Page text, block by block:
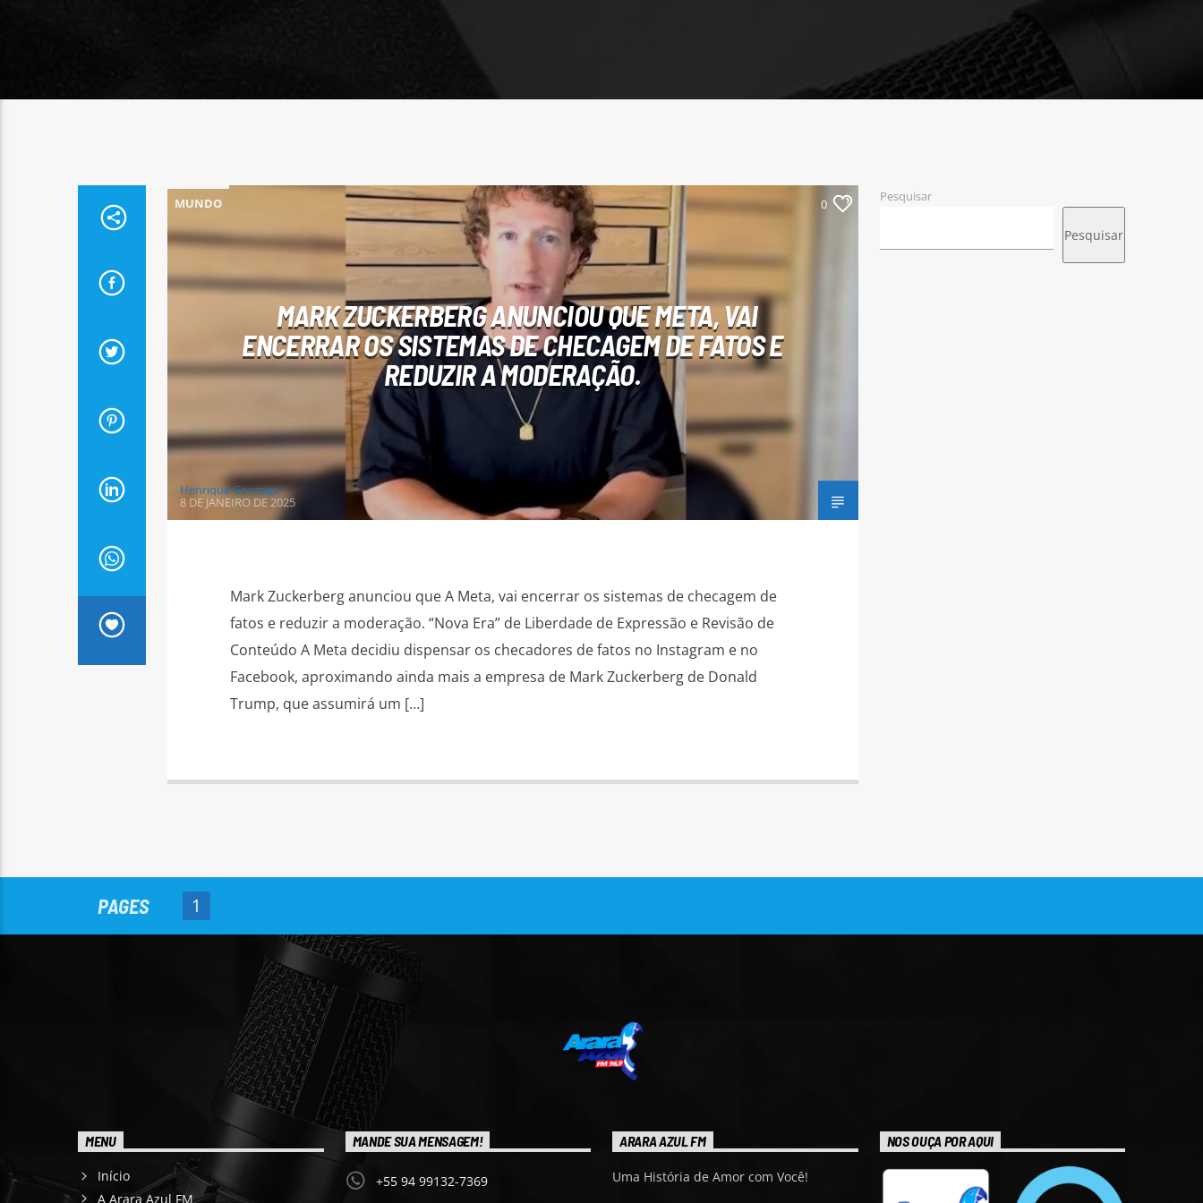
MUNDO 0
MARK ZUCKERBERG ANUNCIOU QUE META, VAI
ENCERRAR OS SISTEMAS DE CHECAGEM DE FATOS E
REDUZIR A MODERAÇÃO.
Henrique Gonzaga
8 DE JANEIRO DE 2025
Mark Zuckerberg anunciou que A Meta, vai encerrar os sistemas de checagem de
fatos e reduzir a moderação. “Nova Era” de Liberdade de Expressão e Revisão de
Conteúdo A Meta decidiu dispensar os checadores de fatos no Instagram e no
Facebook, aproximando ainda mais a empresa de Mark Zuckerberg de Donald
Trump, que assumirá um […]
Pesquisar
Pesquisar
PAGES 1
MENU
Início
A Arara Azul FM
MANDE SUA MENSAGEM!
+55 94 99132-7369
ARARA AZUL FM
Uma História de Amor com Você!
NOS OUÇA POR AQUI